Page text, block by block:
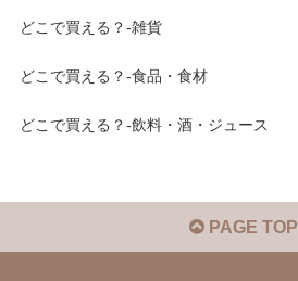
どこで買える？-雑貨
どこで買える？-食品・食材
どこで買える？-飲料・酒・ジュース
PAGE TOP